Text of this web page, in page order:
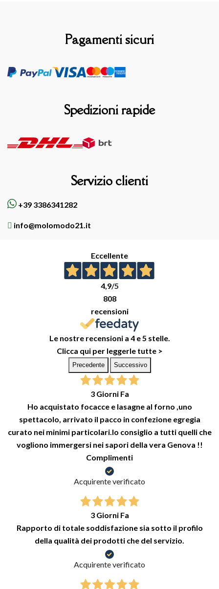
Pagamenti sicuri
Spedizioni rapide
Servizio clienti
+39 3386341282
info@molomodo21.it
Eccellente
4,9/5
808
recensioni
Le nostre recensioni a 4 e 5 stelle.
Clicca qui per leggerle tutte >
Precedente Successivo
3 Giorni Fa
Ho acquistato focacce e lasagne al forno ,uno
spettacolo, arrivato il pacco in confezione egregia
curato nei minimi particolari.lo consiglio a tutti quelli che
vogliono immergersi nei sapori della vera Genova !!
Complimenti
Acquirente verificato
3 Giorni Fa
Rapporto di totale soddisfazione sia sotto il profilo
della qualità dei prodotti che del servizio.
Acquirente verificato